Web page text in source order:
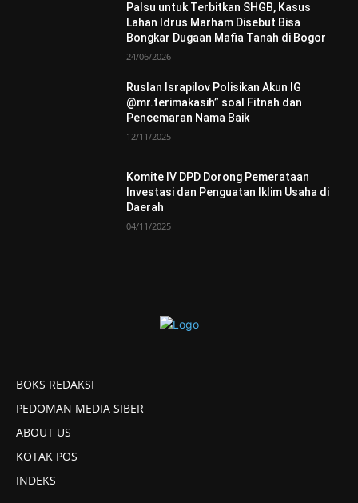
Palsu untuk Terbitkan SHGB, Kasus
Lahan Idrus Marham Disebut Bisa
Bongkar Dugaan Mafia Tanah di Bogor
24/06/2026
Ruslan Israpilov Polisikan Akun IG
@mr.terimakasih” soal Fitnah dan
Pencemaran Nama Baik
12/11/2025
Komite IV DPD Dorong Pemerataan
Investasi dan Penguatan Iklim Usaha di
Daerah
04/11/2025
BOKS REDAKSI
PEDOMAN MEDIA SIBER
ABOUT US
KOTAK POS
INDEKS